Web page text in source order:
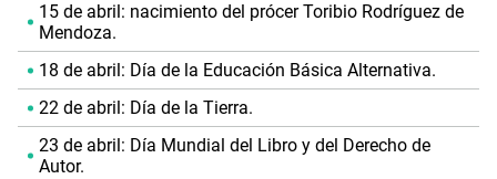
15 de abril: nacimiento del prócer Toribio Rodríguez de
Mendoza.
18 de abril: Día de la Educación Básica Alternativa.
22 de abril: Día de la Tierra.
23 de abril: Día Mundial del Libro y del Derecho de
Autor.